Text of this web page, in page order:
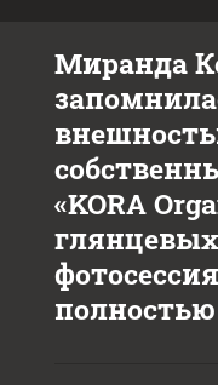
Миранда
«KORA